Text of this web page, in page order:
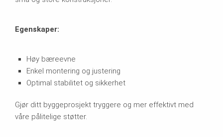
Egenskaper:
Høy bæreevne
Enkel montering og justering
Optimal stabilitet og sikkerhet
Gjør ditt byggeprosjekt tryggere og mer effektivt med
våre pålitelige støtter.